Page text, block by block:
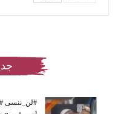
#لن_ننسى